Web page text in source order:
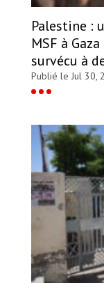
Palestine :
MSF à
survécu à
Publié le Jul 30,